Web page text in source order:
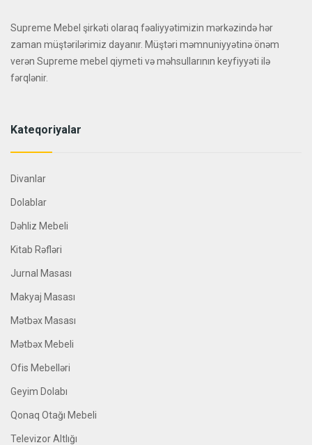
Supreme Mebel şirkəti olaraq fəaliyyətimizin mərkəzində hər
zaman müştərilərimiz dayanır. Müştəri məmnuniyyətinə önəm
verən Supreme mebel qiymeti və məhsullarının keyfiyyəti ilə
fərqlənir.
Kateqoriyalar
Divanlar
Dolablar
Dəhliz Mebeli
Kitab Rəfləri
Jurnal Masası
Makyaj Masası
Mətbəx Masası
Mətbəx Mebeli
Ofis Mebelləri
Geyim Dolabı
Qonaq Otağı Mebeli
Televizor Altlığı